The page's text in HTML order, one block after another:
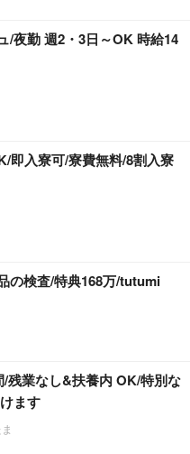
/夜勤 週2・3日～OK 時給14
即入寮可/寮費無料/8割入寮
の検査/特典168万/tutumi
残業なし&扶養内 OK/特別な
ます